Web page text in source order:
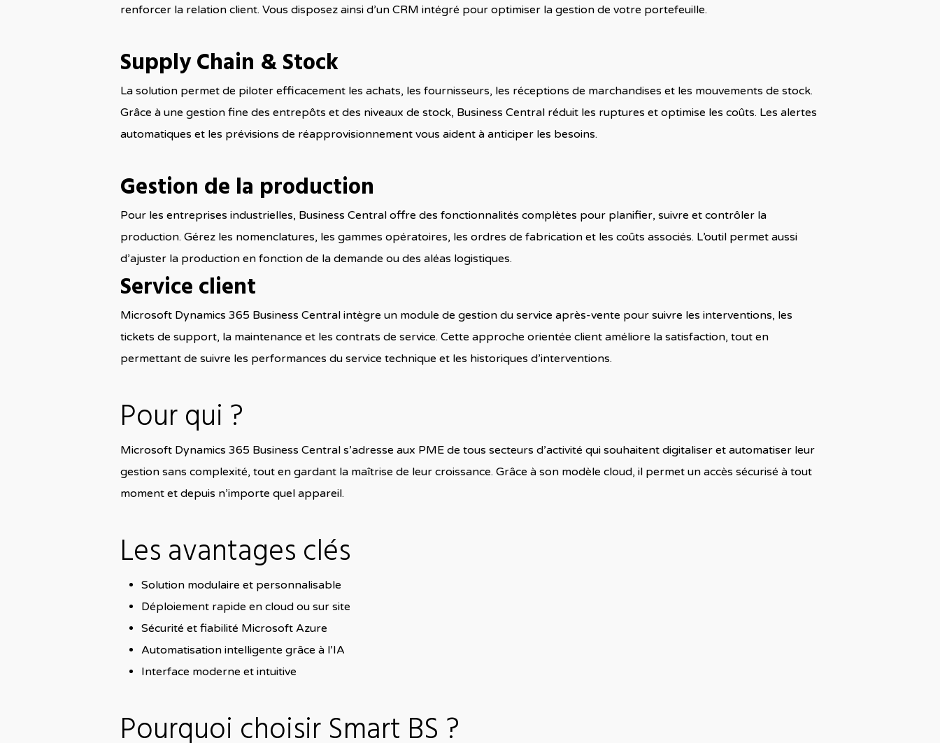
renforcer la relation client. Vous disposez ainsi d’un CRM intégré pour optimiser la gestion de votre portefeuille.
Supply Chain & Stock
La solution permet de piloter efficacement les achats, les fournisseurs, les réceptions de marchandises et les mouvements de stock.
Grâce à une gestion fine des entrepôts et des niveaux de stock, Business Central réduit les ruptures et optimise les coûts. Les alertes
automatiques et les prévisions de réapprovisionnement vous aident à anticiper les besoins.
Gestion de la production
Pour les entreprises industrielles, Business Central offre des fonctionnalités complètes pour planifier, suivre et contrôler la
production. Gérez les nomenclatures, les gammes opératoires, les ordres de fabrication et les coûts associés. L’outil permet aussi
d’ajuster la production en fonction de la demande ou des aléas logistiques.
Service client
Microsoft Dynamics 365 Business Central intègre un module de gestion du service après-vente pour suivre les interventions, les
tickets de support, la maintenance et les contrats de service. Cette approche orientée client améliore la satisfaction, tout en
permettant de suivre les performances du service technique et les historiques d’interventions.
Pour qui ?
Microsoft Dynamics 365 Business Central s’adresse aux PME de tous secteurs d’activité qui souhaitent digitaliser et automatiser leur
gestion sans complexité, tout en gardant la maîtrise de leur croissance. Grâce à son modèle cloud, il permet un accès sécurisé à tout
moment et depuis n’importe quel appareil.
Les avantages clés
Solution modulaire et personnalisable
Déploiement rapide en cloud ou sur site
Sécurité et fiabilité Microsoft Azure
Automatisation intelligente grâce à l’IA
Interface moderne et intuitive
Pourquoi choisir Smart BS ?